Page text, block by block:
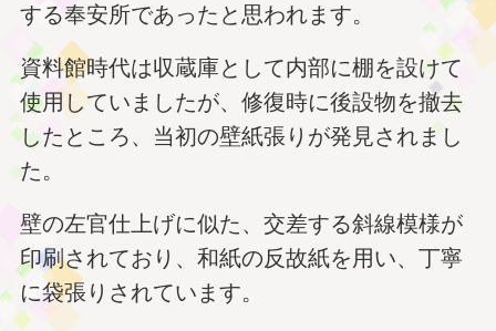
する奉安所であったと思われます。
資料館時代は収蔵庫として内部に棚を設けて
使用していましたが、修復時に後設物を撤去
したところ、当初の壁紙張りが発見されまし
た。
壁の左官仕上げに似た、交差する斜線模様が
印刷されており、和紙の反故紙を用い、丁寧
に袋張りされています。